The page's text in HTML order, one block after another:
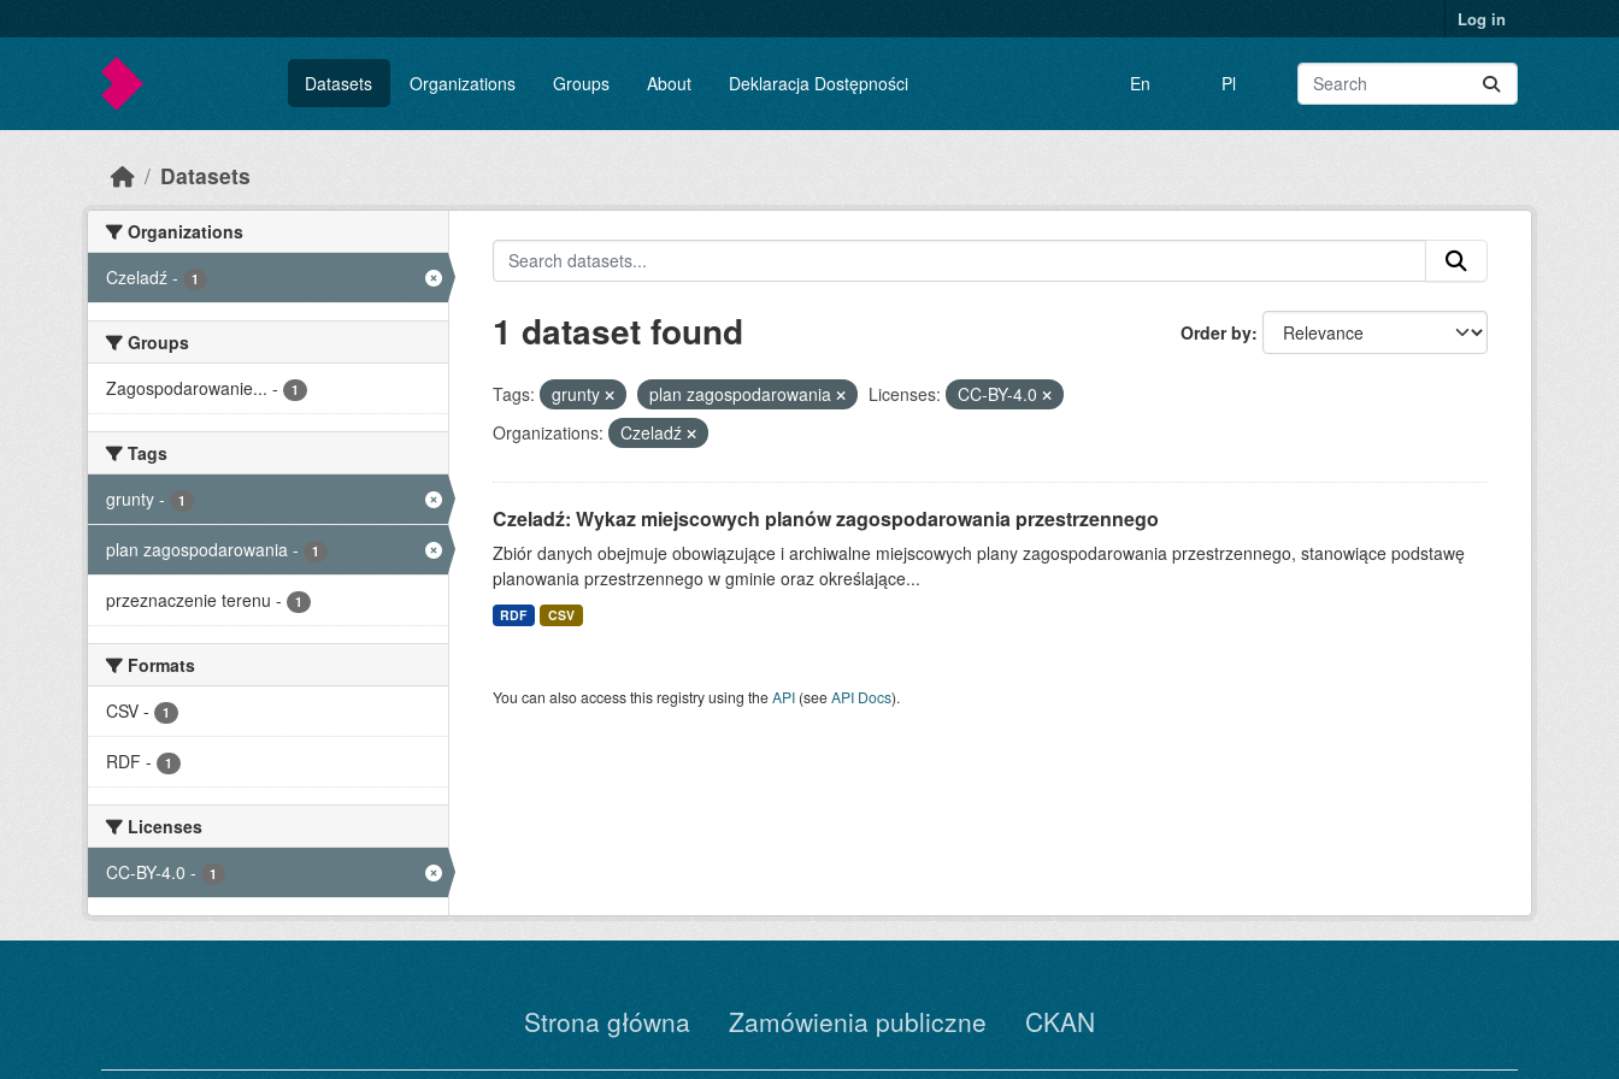
Log in
Datasets Organizations Groups About Deklaracja Dostępności En Pl
Datasets
Organizations
Czeladź - 1
Groups
Zagospodarowanie... - 1
Tags
grunty - 1
plan zagospodarowania - 1
przeznaczenie terenu - 1
Formats
CSV - 1
RDF - 1
Licenses
CC-BY-4.0 - 1
Order by
1 dataset found
Tags: grunty plan zagospodarowania Licenses:
CC-BY-4.0
Organizations:
Czeladź
Czeladź: Wykaz miejscowych planów zagospodarowania przestrzennego
Zbiór danych obejmuje obowiązujące i archiwalne miejscowych plany zagospodarowania przestrzennego, stanowiące podstawę
planowania przestrzennego w gminie oraz określające...
RDF CSV
You can also access this registry using theAPI(seeAPI Docs).
Strona główna Zamówienia publiczne CKAN